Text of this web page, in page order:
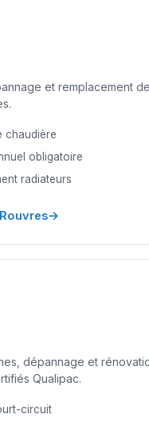
et remplacement
chaudière
obligatoire
radiateurs
→
dépannage et
Qualipac.
circuit